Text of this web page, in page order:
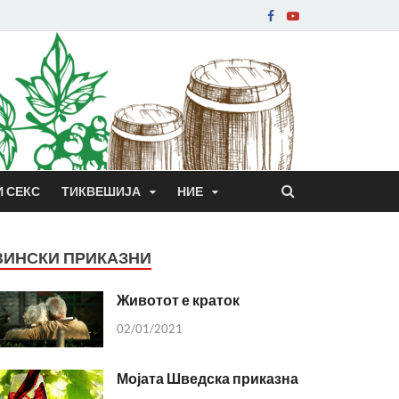
СЕКС ТИКВЕШИЈА НИЕ
ПРИКАЗНИ
Животот е краток
02/01/2021
Мојата Шведска приказна